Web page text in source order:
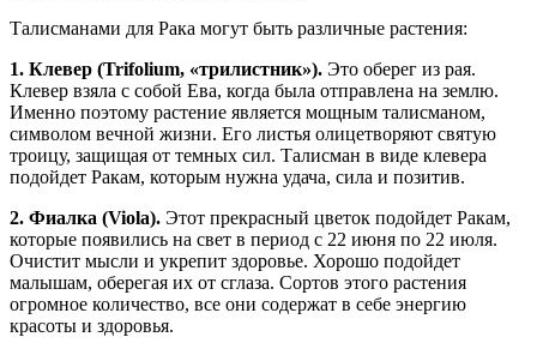
Талисманами для Рака могут быть различные растения:
1. Клевер (Trifolium, «трилистник»). Это оберег из рая.
Клевер взяла с собой Ева, когда была отправлена на землю.
Именно поэтому растение является мощным талисманом,
символом вечной жизни. Его листья олицетворяют святую
троицу, защищая от темных сил. Талисман в виде клевера
подойдет Ракам, которым нужна удача, сила и позитив.
2. Фиалка (Viola). Этот прекрасный цветок подойдет Ракам,
которые появились на свет в период с 22 июня по 22 июля.
Очистит мысли и укрепит здоровье. Хорошо подойдет
малышам, оберегая их от сглаза. Сортов этого растения
огромное количество, все они содержат в себе энергию
красоты и здоровья.